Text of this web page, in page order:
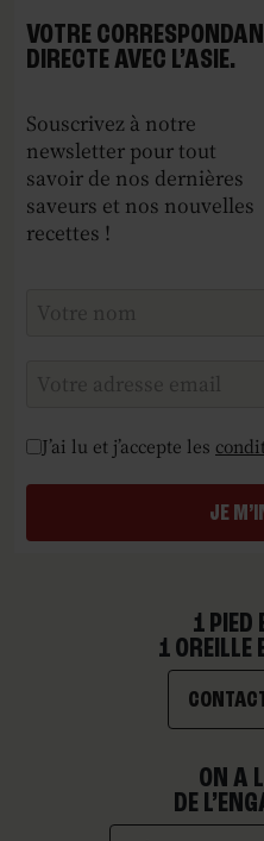
VOTRE
DIRECTE AVEC L’ASIE.
Souscrivez à notre
newsletter pour tout
savoir de nos dernières
saveurs et nos nouvelles
recettes !
Checkboxes*
J’ai lu et j’accepte les
JE
1 PIED
1 OREILLE
ON A
DE